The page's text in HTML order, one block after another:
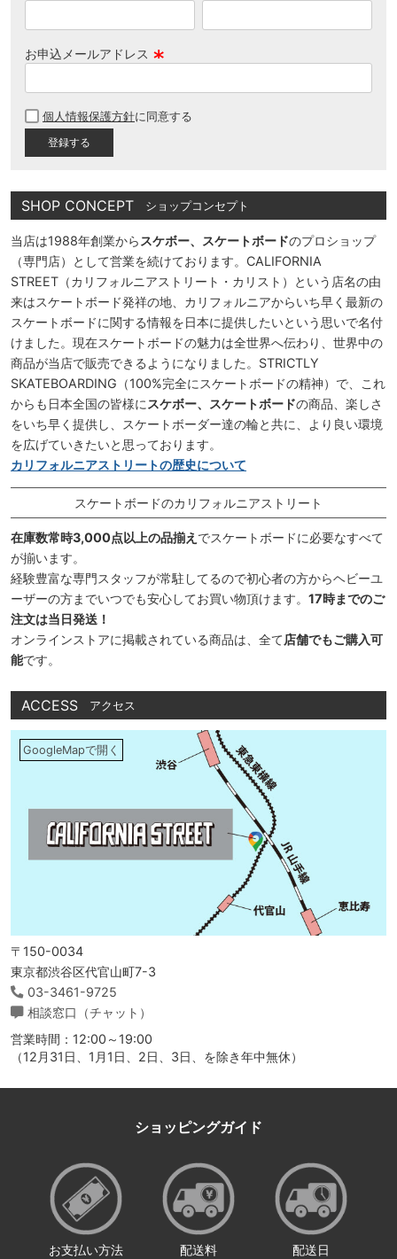
お申込メールアドレス
須
個人情報保護方針に同意する
SHOP CONCEPT ショップコンセプト
当店は1988年創業から スケボー、スケートボードのプロショップ
（専門店）として営業を続けております。CALIFORNIA
STREET（カリフォルニアストリート・カリスト）という店名の由
来はスケートボード発祥の地、カリフォルニアからいち早く最新の
スケートボードに関する情報を日本に提供したいという思いで名付
けました。現在スケートボードの魅力は全世界へ伝わり、世界中の
商品が当店で販売できるようになりました。STRICTLY
SKATEBOARDING（100%完全にスケートボードの精神）で、これ
からも日本全国の皆様に スケボー、スケートボードの商品、楽しさ
をいち早く提供し、スケートボーダー達の輪と共に、より良い環境
を広げていきたいと思っております。
カリフォルニアストリートの歴史について
スケートボードのカリフォルニアストリート
在庫数常時3,000点以上の品揃え でスケートボードに必要なすべて
が揃います。
経験豊富な専門スタッフが常駐してるので初心者の方からヘビーユ
ーザーの方までいつでも安心してお買い物頂けます。 17時までのご
注文は当日発送！
オンラインストアに掲載されている商品は、全て店舗でもご購入可
能です。
ACCESS アクセス
GoogleMapで開く
〒150-0034
東京都渋谷区代官山町7-3
03-3461-9725
相談窓口（チャット）
営業時間：12:00～19:00
（12月31日、1月1日、2日、3日、を除き年中無休）
ショッピングガイド
お支払い方法 配送料 配送日